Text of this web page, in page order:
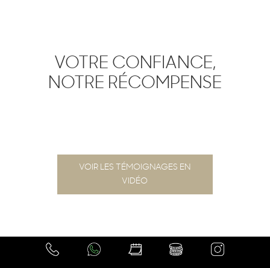
VOTRE CONFIANCE,
NOTRE RÉCOMPENSE
VOIR LES TÉMOIGNAGES EN
VIDÉO
RESTEZ INFORMÉS DE NOS